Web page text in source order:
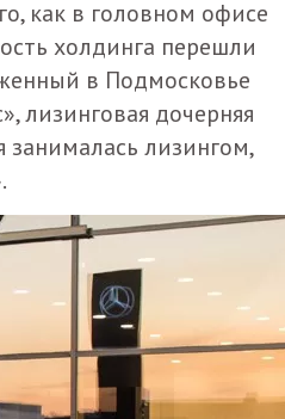
как в головном офисе
холдинга перешли
в Подмосковье
лизинговая дочерняя
лизингом,